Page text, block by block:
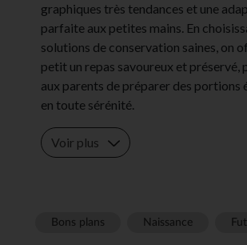
graphiques très tendances et une
parfaite aux petites mains. En
solutions de conservation saines, on
petit un repas savoureux et préservé,
aux parents de préparer des portions
en toute sérénité.
Voir plus
Bons plans Naissance